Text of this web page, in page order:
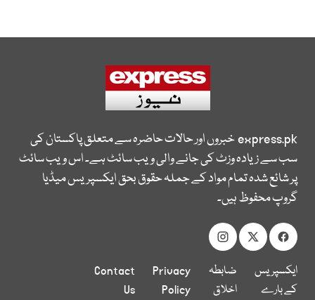
express.pkخبروں اور حالات حاضرہ سے متعلق پاکستان کی
سب سے زیادہ وزٹ کی جانے والی ویب سائٹ ہے۔ اس ویب سائٹ
پر شائع شدہ تمام مواد کے جملہ حقوق بحق ایکسپریس میڈیا
گروپ محفوظ ہیں۔
ایکسپریس
کے بارے
ضابطہ
اخلاق
Privacy
Policy
Contact
Us